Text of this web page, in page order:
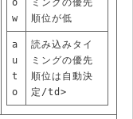
w
順位が低
a
u
t
o
読み込みタイ
ミングの優先
順位は自動決
定/td>